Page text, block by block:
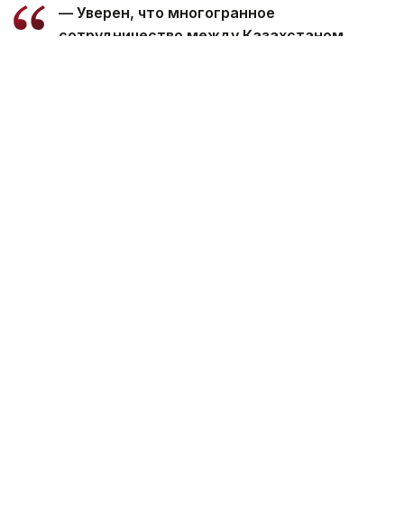
— Уверен, что многогранное
сотрудничество между Казахстаном